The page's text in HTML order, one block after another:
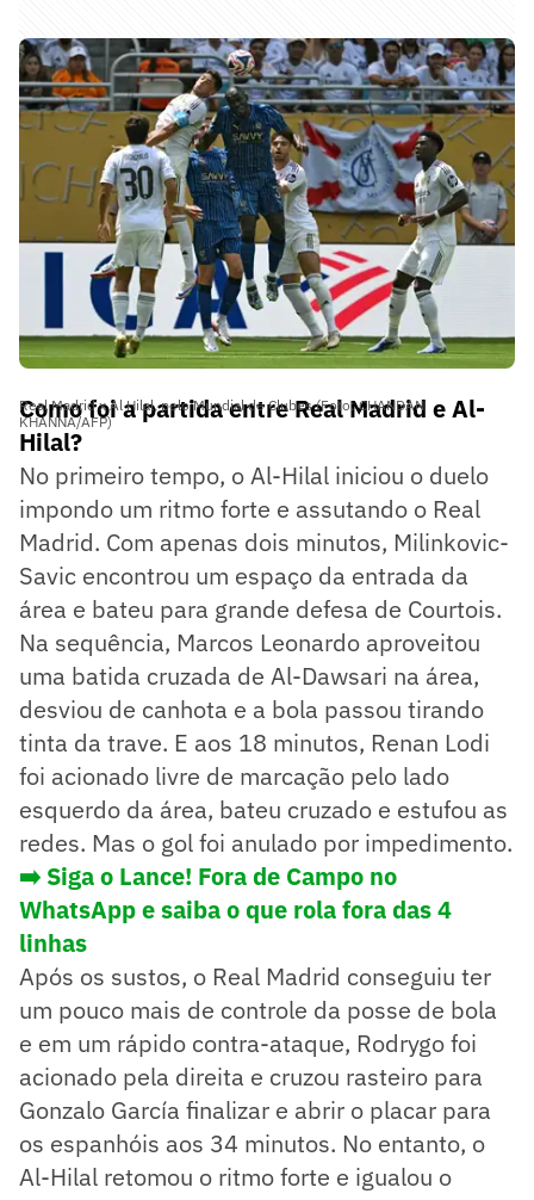
Real Madrid x Al Hilal, pelo Mundial de Clubes (Foto: CHANDAN
KHANNA/AFP)
Como foi a partida entre Real Madrid e Al-
Hilal?
No primeiro tempo, o Al-Hilal iniciou o duelo
impondo um ritmo forte e assutando o Real
Madrid. Com apenas dois minutos, Milinkovic-
Savic encontrou um espaço da entrada da
área e bateu para grande defesa de Courtois.
Na sequência, Marcos Leonardo aproveitou
uma batida cruzada de Al-Dawsari na área,
desviou de canhota e a bola passou tirando
tinta da trave. E aos 18 minutos, Renan Lodi
foi acionado livre de marcação pelo lado
esquerdo da área, bateu cruzado e estufou as
redes. Mas o gol foi anulado por impedimento.
➡️ Siga o Lance! Fora de Campo no
WhatsApp e saiba o que rola fora das 4
linhas
Após os sustos, o Real Madrid conseguiu ter
um pouco mais de controle da posse de bola
e em um rápido contra-ataque, Rodrygo foi
acionado pela direita e cruzou rasteiro para
Gonzalo García finalizar e abrir o placar para
os espanhóis aos 34 minutos. No entanto, o
Al-Hilal retomou o ritmo forte e igualou o